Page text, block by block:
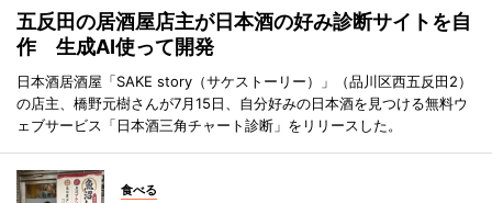
五反田の居酒屋店主が日本酒の好み診断サイトを自
作 生成AI使って開発
日本酒居酒屋「SAKE story（サケストーリー）」（品川区西五反田2）
の店主、橋野元樹さんが7月15日、自分好みの日本酒を見つける無料ウ
ェブサービス「日本酒三角チャート診断」をリリースした。
食べる